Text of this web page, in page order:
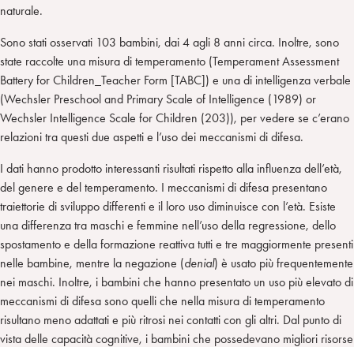
naturale.
Sono stati osservati 103 bambini, dai 4 agli 8 anni circa. Inoltre, sono
state raccolte una misura di temperamento (Temperament Assessment
Battery for Children_Teacher Form [TABC]) e una di intelligenza verbale
(Wechsler Preschool and Primary Scale of Intelligence (1989) or
Wechsler Intelligence Scale for Children (203)), per vedere se c’erano
relazioni tra questi due aspetti e l’uso dei meccanismi di difesa.
I dati hanno prodotto interessanti risultati rispetto alla influenza dell’età,
del genere e del temperamento. I meccanismi di difesa presentano
traiettorie di sviluppo differenti e il loro uso diminuisce con l’età. Esiste
una differenza tra maschi e femmine nell’uso della regressione, dello
spostamento e della formazione reattiva tutti e tre maggiormente presenti
nelle bambine, mentre la negazione (denial) è usato più frequentemente
nei maschi. Inoltre, i bambini che hanno presentato un uso più elevato di
meccanismi di difesa sono quelli che nella misura di temperamento
risultano meno adattati e più ritrosi nei contatti con gli altri. Dal punto di
vista delle capacità cognitive, i bambini che possedevano migliori risorse